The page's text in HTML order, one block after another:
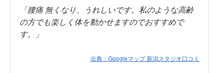
「腰痛 無くなり、うれしいです。私のような高齢
の方でも楽しく体を動かせますのでおすすめで
す。」
出典：Googleマップ 新潟スタジオ口コミ